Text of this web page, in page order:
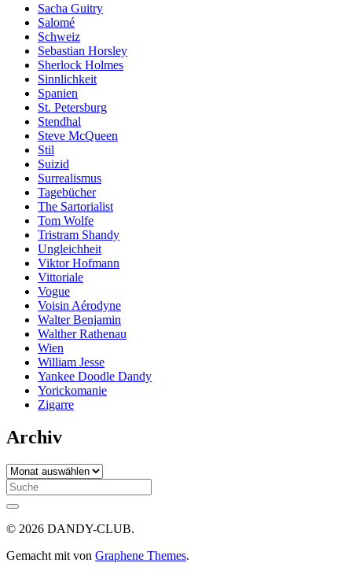
Sacha Guitry
Salomé
Schweiz
Sebastian Horsley
Sherlock Holmes
Sinnlichkeit
Spanien
St. Petersburg
Stendhal
Steve McQueen
Stil
Suizid
Surrealismus
Tagebücher
The Sartorialist
Tom Wolfe
Tristram Shandy
Ungleichheit
Viktor Hofmann
Vittoriale
Vogue
Voisin Aérodyne
Walter Benjamin
Walther Rathenau
Wien
William Jesse
Yankee Doodle Dandy
Yorickomanie
Zigarre
Archiv
Archiv
Search
for:
© 2026 DANDY-CLUB.
Gemacht mit von Graphene Themes.